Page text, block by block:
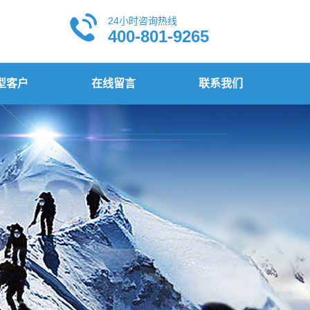
24小时咨询热线
400-801-9265
客户 在线留言 联系我们